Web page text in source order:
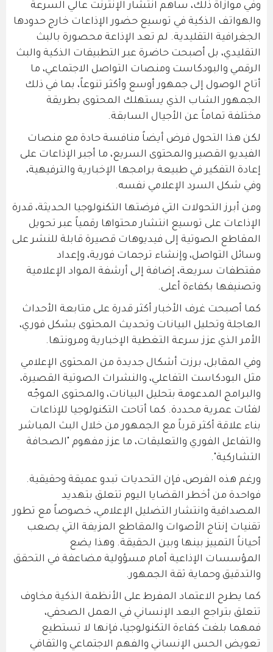
وفي موازاة ذلك، ساهم انتشار الإنترنت عالي السرعة
والهواتف الذكية في توسيع حضور الإذاعات خارج حدودها
الجغرافية التقليدية. لم تعد الإذاعة محصورة بالبث
التقليدي، بل أصبحت حاضرة عبر التطبيقات الذكية والبث
الرقمي والبودكاست ومنصات التواصل الاجتماعي، ما
أتاح الوصول إلى جمهور أوسع وأكثر تنوعاً، بما في ذلك
الجمهور الشاب الذي يستهلك المحتوى بطريقة
مختلفة تماماً عن الأجيال السابقة.
لكن هذا التحول فرض أيضاً منافسة حادة مع منصات
الفيديو القصير والمحتوى السريع، ما أجبر الإذاعات على
إعادة التفكير في طبيعة برامجها الإخبارية والترفيهية،
وفي شكل السرد الإعلامي نفسه.
ومن أبرز التحولات التي فرضتها التكنولوجيا الحديثة، قدرة
الإذاعات على توسيع انتشار محتواها رقمياً عبر تحويل
المقاطع الصوتية إلى فيديوهات قصيرة قابلة للنشر على
وسائل التواصل، وإنشاء ترجمات فورية، وإعداد
مقتطفات سريعة، إضافة إلى أرشفة المواد الإعلامية
وتصنيفها بكفاءة أعلى.
كما أصبحت غرف الأخبار أكثر قدرة على متابعة الأحداث
العاجلة وتحليل البيانات وتحديث المحتوى بشكل فوري،
الأمر الذي عزز سرعة التغطية الإخبارية ومرونتها.
وفي المقابل، برزت أشكال جديدة من المحتوى الإعلامي
مثل البودكاست التفاعلي، والنشرات الصوتية القصيرة،
والبرامج المدعومة بتحليل البيانات، والمحتوى الموجّه
لفئات عمرية محددة. كما أتاحت التكنولوجيا للإذاعات
بناء علاقة أكثر قرباً مع الجمهور من خلال البث المباشر
والتفاعل الفوري والتعليقات، ما عزز مفهوم "الصحافة
التشاركية".
ورغم هذه الفرص، فإن التحديات تبدو عميقة وحقيقية.
فواحدة من أخطر القضايا اليوم تتعلق بتهديد
المصداقية وانتشار التضليل الإعلامي، خصوصاً مع تطور
تقنيات إنتاج الأصوات والمقاطع المزيفة التي يصعب
أحياناً التمييز بينها وبين الحقيقة. وهذا يضع
المؤسسات الإذاعية أمام مسؤولية مضاعفة في التحقق
والتدقيق وحماية ثقة الجمهور.
كما يطرح الاعتماد المفرط على الأنظمة الذكية مخاوف
تتعلق بتراجع البعد الإنساني في العمل الصحفي،
فمهما بلغت كفاءة التكنولوجيا، فإنها لا تستطيع
تعويض الحس الإنساني والفهم الاجتماعي والثقافي